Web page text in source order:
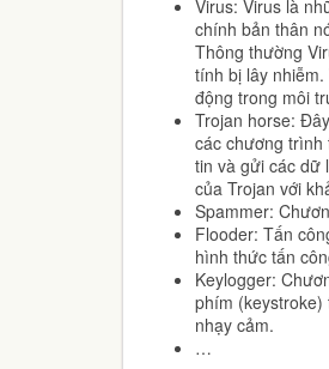
Virus: Virus là
chính bản thân
Thông thường
tính bị lây
động trong môi
Trojan horse:
các chương trình
tin và gửi các dữ
của Trojan với
Spammer:
Flooder: Tấn
hình thức tấn
Keylogger:
phím (keystroke)
nhạy cảm.
…